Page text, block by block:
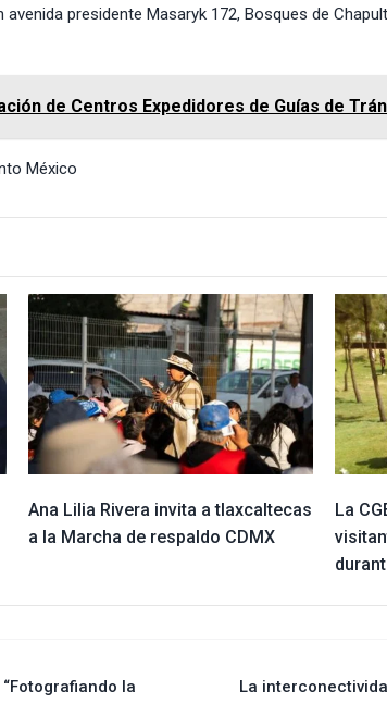
presidente Masaryk 172, Bosques de
de Centros Expedidores de Guías de
México
Ana Lilia Rivera invita a tlaxcaltecas
a la Marcha de respaldo CDMX
La
la
La